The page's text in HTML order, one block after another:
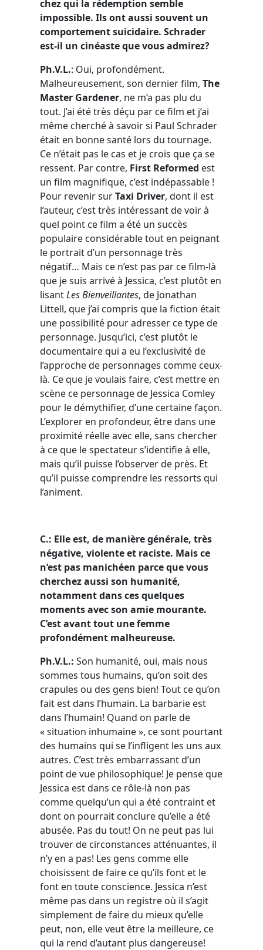
chez qui la rédemption semble
impossible. Ils ont aussi souvent un
comportement suicidaire. Schrader
est-il un cinéaste que vous admirez?
Ph.V.L.: Oui, profondément.
Malheureusement, son dernier film, The
Master Gardener, ne m’a pas plu du
tout. J’ai été très déçu par ce film et j’ai
même cherché à savoir si Paul Schrader
était en bonne santé lors du tournage.
Ce n’était pas le cas et je crois que ça se
ressent. Par contre, First Reformed est
un film magnifique, c’est indépassable !
Pour revenir surTaxi Driver, dont il est
l’auteur, c’est très intéressant de voir à
quel point ce film a été un succès
populaire considérable tout en peignant
le portrait d’un personnage très
négatif… Mais ce n’est pas par ce film-là
que je suis arrivé à Jessica, c’est plutôt en
lisantLes Bienveillantes, de Jonathan
Littell, que j’ai compris que la fiction était
une possibilité pour adresser ce type de
personnage. Jusqu’ici, c’est plutôt le
documentaire qui a eu l’exclusivité de
l’approche de personnages comme ceux-
là. Ce que je voulais faire, c’est mettre en
scène ce personnage de Jessica Comley
pour le démythifier, d’une certaine façon.
L’explorer en profondeur, être dans une
proximité réelle avec elle, sans chercher
à ce que le spectateur s’identifie à elle,
mais qu’il puisse l’observer de près. Et
qu’il puisse comprendre les ressorts qui
l’animent.
C.: Elle est, de manière générale, très
négative, violente et raciste. Mais ce
n’est pas manichéen parce que vous
cherchez aussi son humanité,
notamment dans ces quelques
moments avec son amie mourante.
C’est avant tout une femme
profondément malheureuse.
Ph.V.L.: Son humanité, oui, mais nous
sommes tous humains, qu’on soit des
crapules ou des gens bien! Tout ce qu’on
fait est dans l’humain. La barbarie est
dans l’humain! Quand on parle de
« situation inhumaine », ce sont pourtant
des humains qui se l’infligent les uns aux
autres. C’est très embarrassant d’un
point de vue philosophique! Je pense que
Jessica est dans ce rôle-là non pas
comme quelqu’un qui a été contraint et
dont on pourrait conclure qu’elle a été
abusée. Pas du tout! On ne peut pas lui
trouver de circonstances atténuantes, il
n’y en a pas! Les gens comme elle
choisissent de faire ce qu’ils font et le
font en toute conscience. Jessica n’est
même pas dans un registre où il s’agit
simplement de faire du mieux qu’elle
peut, non, elle veut être la meilleure, ce
qui la rend d’autant plus dangereuse!